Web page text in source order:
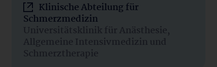
Klinische Abteilung für
Schmerzmedizin
Universitätsklinik für Anästhesie,
Allgemeine Intensivmedizin und
Schmerztherapie